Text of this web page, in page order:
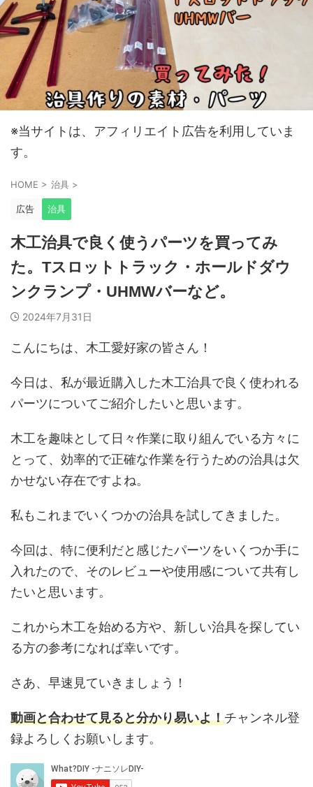
※当サイトは、アフィリエイト広告を利用していま
す。
HOME > 治具 >
広告 治具
木工治具で良く使うパーツを買ってみ
た。Tスロットトラック・ホールドダウ
ンクランプ・UHMWバーなど。
2024年7月31日
こんにちは、木工愛好家の皆さん！
今日は、私が最近購入した木工治具で良く使われる
パーツについてご紹介したいと思います。
木工を趣味として日々作業に取り組んでいる方々に
とって、効率的で正確な作業を行うための治具は欠
かせない存在ですよね。
私もこれまでいくつかの治具を試してきました。
今回は、特に便利だと感じたパーツをいくつか手に
入れたので、そのレビューや使用感について共有し
たいと思います。
これから木工を始める方や、新しい治具を探してい
る方の参考になれば幸いです。
さあ、早速見ていきましょう！
動画と合わせて見ると分かり易いよ！チャンネル登
録よろしくお願いします。